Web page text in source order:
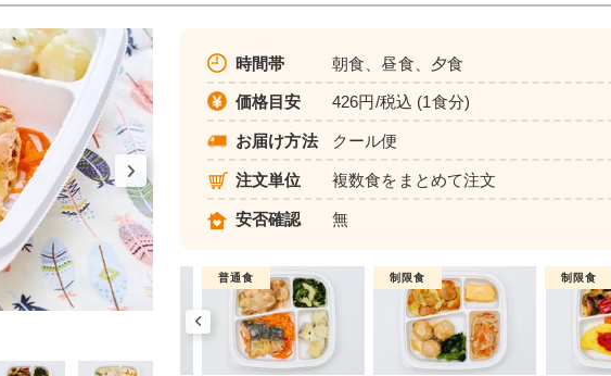
健康バランス
時間帯 朝食、昼食、夕食
価格目安 426円/税込 (1食分)
お届け方法 クール便
注文単位 複数食をまとめて注文
安否確認 無
制限食 普通食 制限食 制限食